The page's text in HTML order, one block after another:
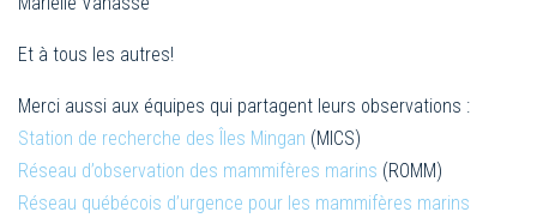
Et à tous les autres!
Merci aussi aux équipes qui partagent leurs observations :
Station de recherche des Îles Mingan (MICS)
Réseau d’observation des mammifères marins (ROMM)
Réseau québécois d’urgence pour les mammifères marins